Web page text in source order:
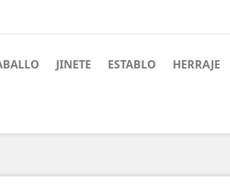
JINETE ESTABLO HERRAJE